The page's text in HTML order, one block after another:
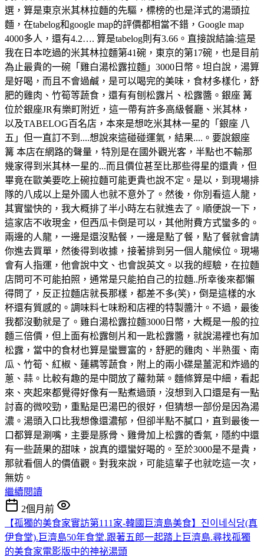
選，算是東京米其林拉麵的先驅，標榜的也是洋式的湯頭拉
麵，在tabelog和google map的評價都相當不錯，Google map
4000多人，還有4.2…. 算是tabelog則有3.66。直接說結論:這是
我在日本吃過的米其林拉麵第41碗，東京的第17碗，也是目前
為止最貴的一碗「雞白湯松露拉麵」3000日幣。坦白說，湯算
是好喝，而且不會過鹹，是可以喝完的美味，食材多樣化，舒
肥的雞肉、竹筍等蔬食，還有有刨松露片、松露醬。銀座 篝
位於銀座JR有樂町附近，這一帶有許多高級餐廳、米其林，
以及TABELOG百名店，本來是想吃米其林一星的「銀座 八
五」但一直訂不到....想說來這碰碰運氣，結果....。要說銀座
篝 本店在網路的聲量，特別是在國外觀光客，半點也不輸那
幾家得到米其林一星的...而且價位甚至比那些得星的還貴，但
畢竟在歐美要吃上碗拉麵可能更貴也說不定。是以，到現場排
隊的八成以上是外國人也就不意外了。然後，你別看這人龍，
其實蠻快的，我大概排了半小時左右就進去了。順便說一下，
這家店不收現金，但西瓜卡倒是可以，其他附費方式蠻多的。
兩邊的人龍，一邊是還沒點餐，一邊是點了餐，點了餐就會請
你進去買單，然後得到收據，接著排到另一個人龍候位。現場
會有人指運，他會說中文、也會說英文。以我的經驗，在拉麵
店問可不可能拍照，通常是只能拍自己的拉麵..所幸後來都懶
得問了，反正拉麵店就長那樣，都差不多(笑)，倒是這樣的水
杯還有質感的。調味料七味粉和店裡的特製醬汁。不過，最後
我都沒動就是了。雞白湯松露拉麵3000日幣，大概是一般的拉
麵三倍價，但上面有松露刨片和一匙松露醬，就說湯裡也有加
松露，當中的食材也算是蠻豐富的，舒肥的雞肉、半熟蛋、南
瓜、竹筍、紅椒、蓮耦等蔬食，附上的兩小碟是薑泥和炸過的
蔥、蒜。比較有趣的是中間放了蘿勃葉。麵條算是中細，看起
來、夾起來都覺得好像有一點煮過頭，沒想到入口還是有一點
討喜的微咬勁，重點是巴湯巴的很好，但猜想一部份是因為湯
濃。湯頭入口比我想像還濃郁，但卻半點不膩口，直到最後一
口都算是涮嘴，主要是豚骨、雞骨加上松露的香氣，隱約中還
有一些蔬果的甜味，說真的還蠻好喝的。至於3000是不是貴，
那就看個人的價值觀。對我來說，可能這輩子也就吃這一次，
無妨。
繼續閱讀
2個月前
【孤獨的美食家實訪第111家-韓國巨濟島美食】진이네식당(真
伊食堂).巨濟島50年食堂.跟著五郎一起踏上巨濟島.尋找孤獨
的美食家電影版中的神祕湯頭